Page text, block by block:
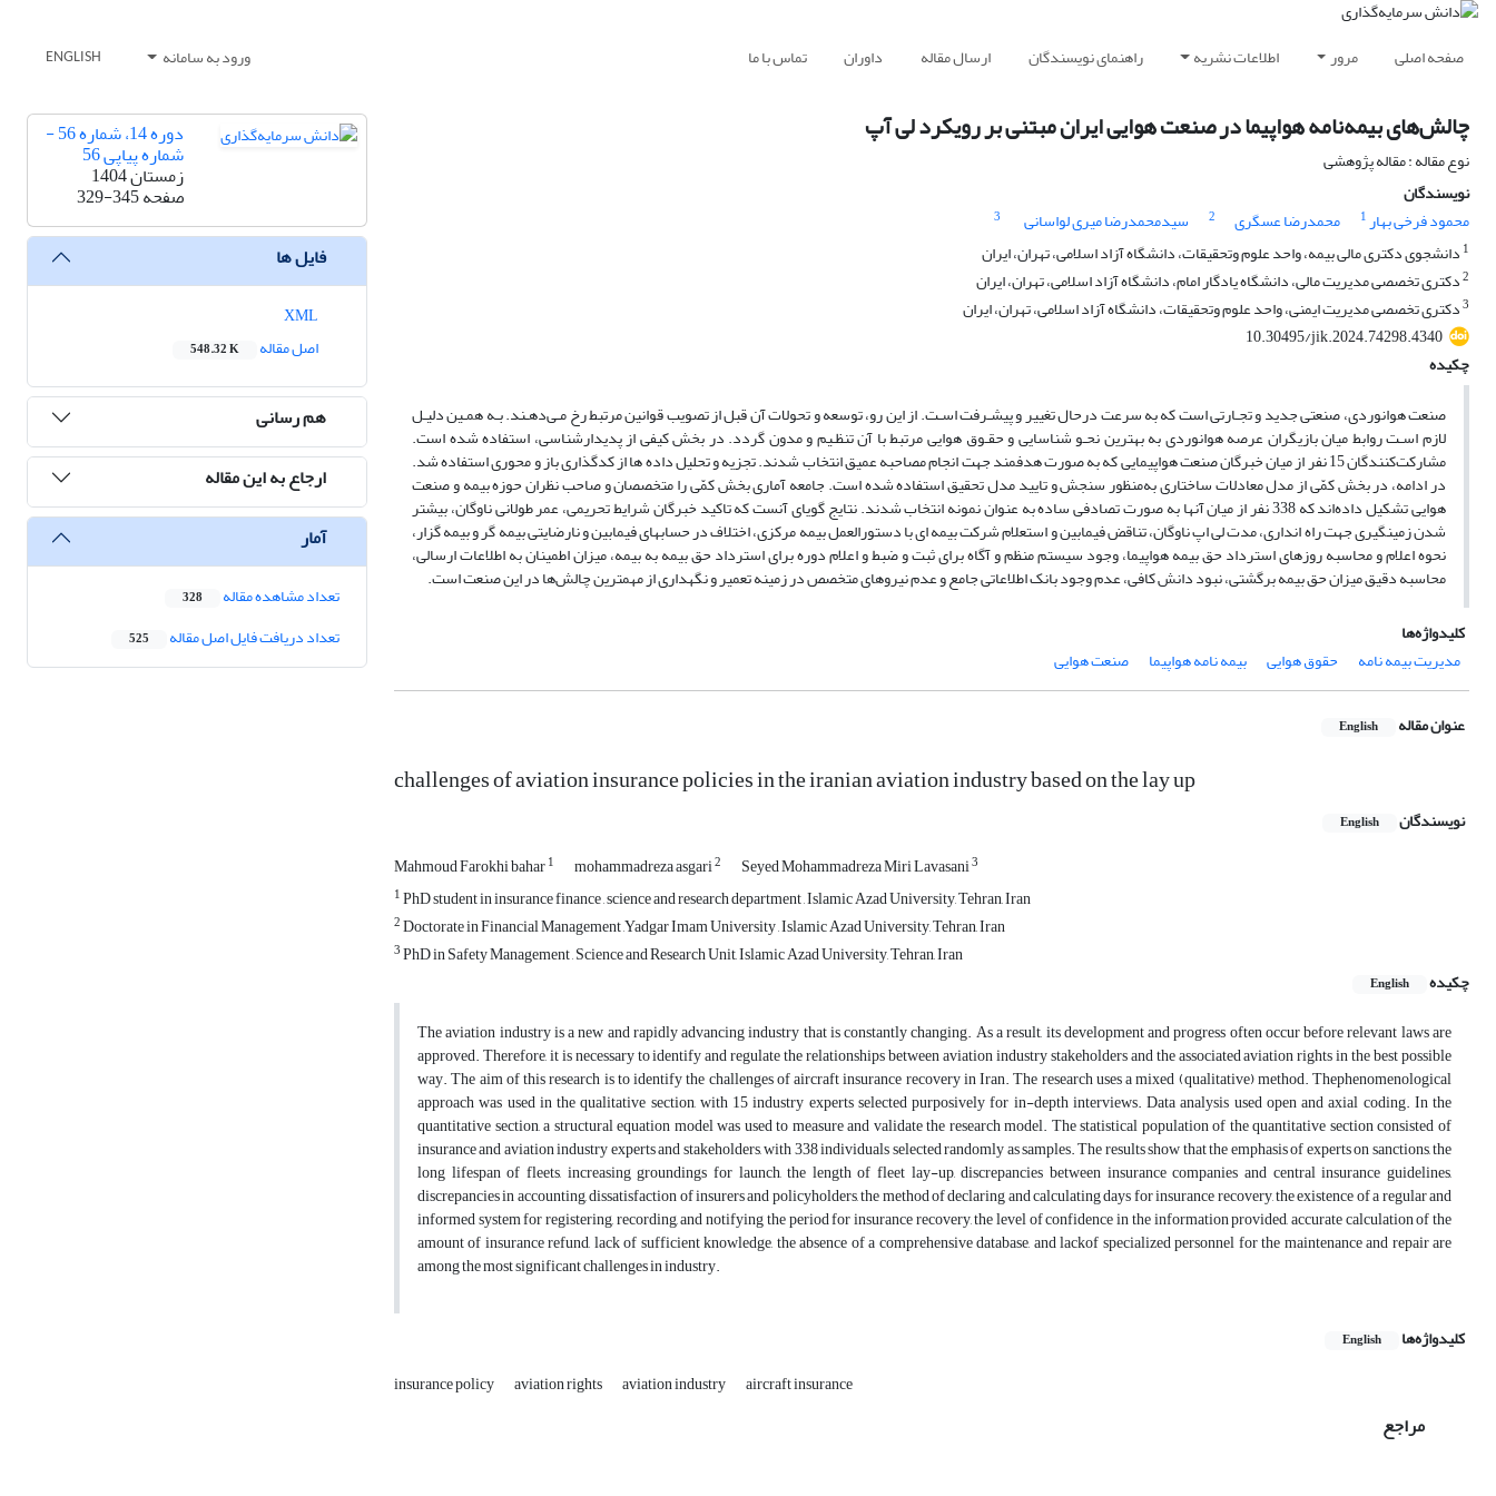
صفحه اصلی مرور اطلاعات نشریه راهنمای نویسندگان ارسال مقاله داوران تماس با ما ورود به سامانه ENGLISH
چالش‌های بیمه‌نامه هواپیما در صنعت هوایی ایران مبتنی بر رویکرد لی آپ
نوع مقاله : مقاله پژوهشی
نویسندگان
محمود فرخی بهار1 محمدرضا عسگری 2 سیدمحمدرضا میری لواسانی
3
1 دانشجوی دکتری مالی بیمه، واحد علوم وتحقیقات، دانشگاه آزاد اسلامی، تهران، ایران
2دکتری تخصصی مدیریت مالی، دانشگاه یادگار امام، دانشگاه آزاد اسلامی، تهران، ایران
3دکتری تخصصی مدیریت ایمنی، واحد علوم وتحقیقات، دانشگاه آزاد اسلامی، تهران، ایران
10.30495/jik.2024.74298.4340
چکیده
صنعت هوانوردی، صنعتی جدید و تجـارتی است که به سرعت درحال تغییر و پیشـرفت اسـت. از این رو، توسعه و تحولات آن قبل از تصویب قوانین مرتبط رخ مـی‌دهـند. بـه همـین دلیـل
لازم اسـت روابط میان بازیگران عرصه هوانوردی به بهترین نحـو شناسایی و حقـوق هوایی مرتبط با آن تنظـیم و مدون گردد. در بخش کیفی از پدیدارشناسی، استفاده شده است.
مشارکت‌کنندگان 15 نفر از میان خبرگان صنعت هواپیمایی که به صورت هدفمند جهت انجام مصاحبه عمیق انتخاب شدند. تجزیه و تحلیل داده ها از کدگذاری باز و محوری استفاده شد.
در ادامه، در بخش کمّی از مدل معادلات ساختاری به‌منظور سنجش و تایید مدل تحقیق استفاده شده است. جامعه آماری بخش کمّی را متخصصان و صاحب نظران حوزه بیمه و صنعت
هوایی تشکیل داده‌اند که 338 نفر از میان آنها به صورت تصادفی ساده به عنوان نمونه انتخاب شدند. نتایج گویای آنست که تاکید خبرگان شرایط تحریمی، عمر طولانی ناوگان، بیشتر
شدن زمینگیری جهت راه انداری، مدت لی اپ ناوگان، تناقض فیمابین و استعلام شرکت بیمه ای با دستورالعمل بیمه مرکزی، اختلاف در حسابهای فیمابین و نارضایتی بیمه گر و بیمه گزار،
نحوه اعلام و محاسبه روزهای استرداد حق بیمه هواپیما، وجود سیستم منظم و آگاه برای ثبت و ضبط و اعلام دوره برای استرداد حق بیمه به بیمه، میزان اطمینان به اطلاعات ارسالی،
محاسبه دقیق میزان حق بیمه برگشتی، نبود دانش کافی، عدم وجود بانک اطلاعاتی جامع و عدم نیروهای متخصص در زمینه تعمیر و نگهداری از مهمترین چالش‌ها در این صنعت است.
کلیدواژه‌ها
مدیریت بیمه نامه
حقوق هوایی بیمه نامه هواپیما صنعت هوایی
عنوان مقاله English
challenges of aviation insurance policies in the iranian aviation industry based on the lay up
نویسندگان English
Mahmoud Farokhi bahar1 mohammadreza asgari2 Seyed Mohammadreza Miri Lavasani3
1PhD student in insurance finance , science and research department , Islamic Azad University, Tehran, Iran
2Doctorate in Financial Management ,Yadgar Imam University , Islamic Azad University, Tehran, Iran
3PhD in Safety Management , Science and Research Unit, Islamic Azad University, Tehran, Iran
چکیده
English
The aviation industry is a new and rapidly advancing industry that is constantly changing. As a result, its development and progress often occur before relevant laws are
approved. Therefore, it is necessary to identify and regulate the relationships between aviation industry stakeholders and the associated aviation rights in the best possible
way. The aim of this research is to identify the challenges of aircraft insurance recovery in Iran. The research uses a mixed (qualitative) method. Thephenomenological
approach was used in the qualitative section, with 15 industry experts selected purposively for in-depth interviews. Data analysis used open and axial coding. In the
quantitative section, a structural equation model was used to measure and validate the research model. The statistical population of the quantitative section consisted of
insurance and aviation industry experts and stakeholders, with 338 individuals selected randomly as samples. The results show that the emphasis of experts on sanctions, the
long lifespan of fleets, increasing groundings for launch, the length of fleet lay-up, discrepancies between insurance companies and central insurance guidelines,
discrepancies in accounting, dissatisfaction of insurers and policyholders, the method of declaring and calculating days for insurance recovery, the existence of a regular and
informed system for registering, recording, and notifying the period for insurance recovery, the level of confidence in the information provided, accurate calculation of the
amount of insurance refund, lack of sufficient knowledge, the absence of a comprehensive database, and lackof specialized personnel for the maintenance and repair are
among the most significant challenges in industry.
کلیدواژه‌ها English
insurance policy aviation rights aviation industry aircraft insurance
مراجع
دوره 14، شماره 56 -
شماره پیاپی 56
زمستان 1404
صفحه329-345
فایل ها
اصل مقاله
548.32 K
هم رسانی
ارجاع به این مقاله
آمار
تعداد مشاهده مقاله 328
تعداد دریافت فایل اصل مقاله 525